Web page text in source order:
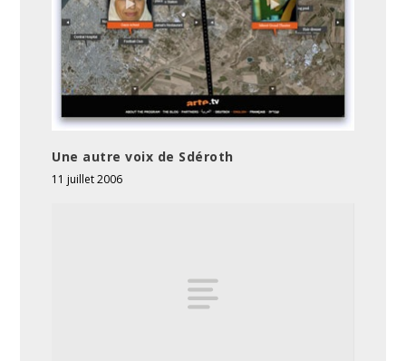
Une autre voix de Sdéroth
11 juillet 2006